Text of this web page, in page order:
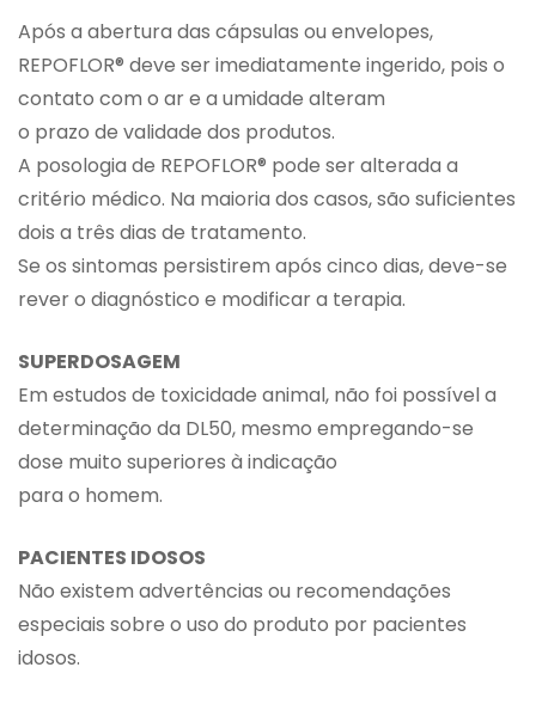
Após a abertura das cápsulas ou envelopes,
REPOFLOR® deve ser imediatamente ingerido, pois o
contato com o ar e a umidade alteram
o prazo de validade dos produtos.
A posologia de REPOFLOR® pode ser alterada a
critério médico. Na maioria dos casos, são suficientes
dois a três dias de tratamento.
Se os sintomas persistirem após cinco dias, deve-se
rever o diagnóstico e modificar a terapia.
SUPERDOSAGEM
Em estudos de toxicidade animal, não foi possível a
determinação da DL50, mesmo empregando-se
dose muito superiores à indicação
para o homem.
PACIENTES IDOSOS
Não existem advertências ou recomendações
especiais sobre o uso do produto por pacientes
idosos.